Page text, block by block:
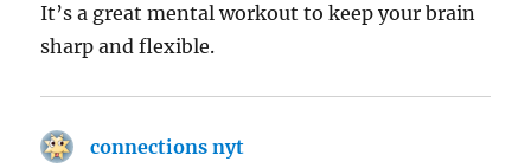
It’s a great mental workout to keep your brain
sharp and flexible.
connections nyt